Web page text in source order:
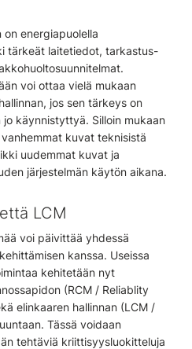
on energiapuolella
tärkeät laitetiedot, tarkastus-
voi ottaa vielä mukaan
jos sen tärkeys on
käynnistyttyä. Silloin mukaan
kuvat teknisistä
uudemmat kuvat ja
järjestelmän käytön aikana.
LCM
voi päivittää yhdessä
kanssa. Useissa
kehitetään nyt
(RCM / Reliablity
elinkaaren hallinnan (LCM /
Tässä voidaan
tehtäviä kriittisyysluokitteluja